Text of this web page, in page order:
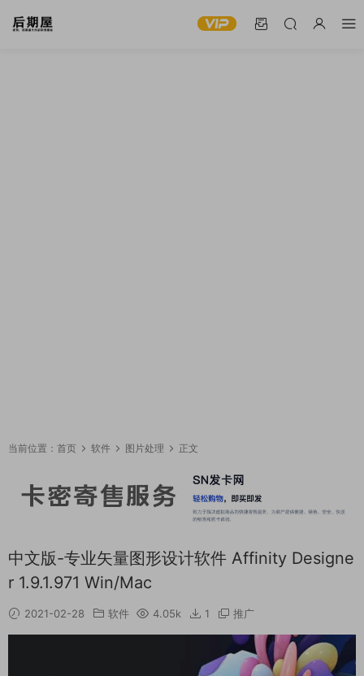
当前位置： 首页 软件 图片处理 正文
中文版-专业矢量图形设计软件 Affinity Designe
r 1.9.1.971 Win/Mac
2021-02-28 软件 4.05k 1 推广